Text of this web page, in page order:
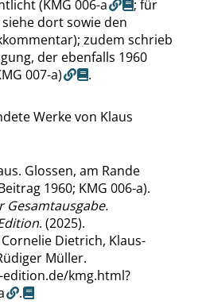
(KMG 006-a
; für
dort sowie den
zudem schrieb
der ebenfalls 1960
007-a)
.
Werke von Klaus
Glossen, am Rande
1960; KMG 006-a).
Gesamtausgabe.
. (2025).
Dietrich, Klaus-
Müller.
kmg.html?
.